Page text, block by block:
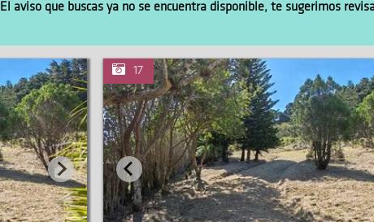
El aviso que buscas ya no se encuentra disponible, te sugerimos
17 17